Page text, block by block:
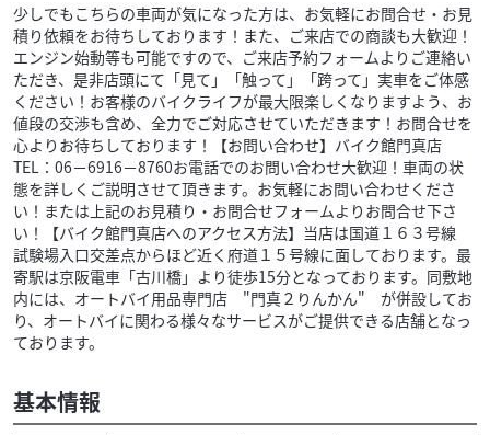
少しでもこちらの車両が気になった方は、お気軽にお問合せ・お見
積り依頼をお待ちしております！また、ご来店での商談も大歓迎！
エンジン始動等も可能ですので、ご来店予約フォームよりご連絡い
ただき、是非店頭にて「見て」「触って」「跨って」実車をご体感
ください！お客様のバイクライフが最大限楽しくなりますよう、お
値段の交渉も含め、全力でご対応させていただきます！お問合せを
心よりお待ちしております！【お問い合わせ】バイク館門真店
TEL：06－6916－8760お電話でのお問い合わせ大歓迎！車両の状
態を詳しくご説明させて頂きます。お気軽にお問い合わせくださ
い！または上記のお見積り・お問合せフォームよりお問合せ下さ
い！【バイク館門真店へのアクセス方法】当店は国道１６３号線
試験場入口交差点からほど近く府道１５号線に面しております。最
寄駅は京阪電車「古川橋」より徒歩15分となっております。同敷地
内には、オートバイ用品専門店 "門真２りんかん" が併設してお
り、オートバイに関わる様々なサービスがご提供できる店舗となっ
ております。
基本情報